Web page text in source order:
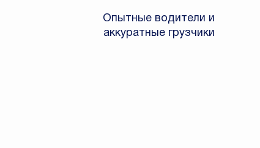
Опытные водители и
аккуратные грузчики